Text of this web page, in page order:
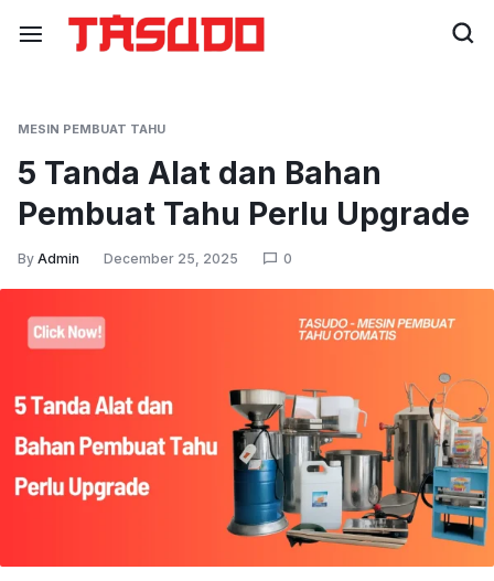
MESIN PEMBUAT TAHU
5 Tanda Alat dan Bahan
Pembuat Tahu Perlu Upgrade
By Admin December 25, 2025 0